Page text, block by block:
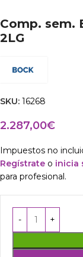
Comp. sem.
2LG
SKU: 16268
2.287,00€
Impuestos no
Regístrate o inicia
para profesional.